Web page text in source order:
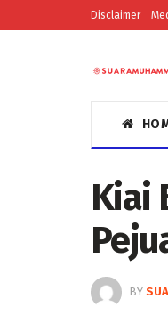
Disclaimer
Kiai
BY